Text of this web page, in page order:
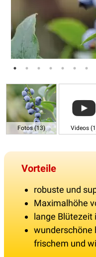
Fotos (13) Videos
Vorteile
robuste und
Maximalhöhe
lange Blütezeit
wunderschöne
frischem und